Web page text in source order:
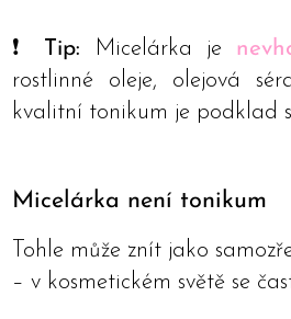
❗ Tip: Micelárka je
rostlinné oleje, olejová
kvalitní tonikum je podklad
Micelárka není tonikum
Tohle může znít jako
– v kosmetickém světě se